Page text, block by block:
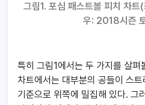
그림1. 포심 패스트볼 피치 차
우: 2018시즌
특히 그림1에서는 두 가지를 살펴
차트에서는 대부분의 공들이 스
기준으로 위쪽에 밀집해 있다. 그